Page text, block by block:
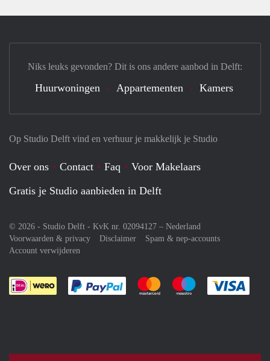
Op Studio Delft vind en verhuur je makkelijk je Studio
Over ons Contact Faq
Voor Makelaars
Gratis je Studio aanbieden in Delft
© 2026 - Studio Delft - KvK nr. 02094127 – Nederland
Voorwaarden & privacy
Disclaimer
Spam & nep-accounts
Account verwijderen
Je rekent gemakkelijk af met Paypal
Je rekent gemakkelijk af met
Je rekent
Niks leuks gevonden? Dit is ons andere aanbod in Delft:
Huurwoningen Appartementen Kamers